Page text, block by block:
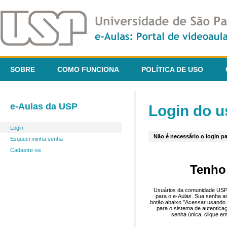
SOBRE COMO FUNCIONA POLÍTICA DE USO
e-Aulas da USP
Login
Esqueci minha senha
Cadastre-se
Login do
Não é necessário o login
Usuários da comunidade
para o e-Aulas. Sua senha
botão abaixo "Acessar
para o sistema de
senha única, clique